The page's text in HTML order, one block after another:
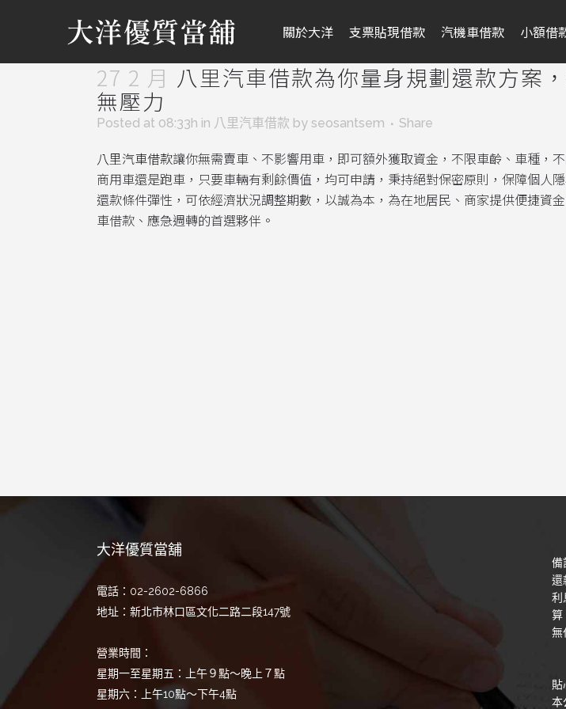
關於大洋 支票貼現借款 汽機車借款 小額借
27 2 月 八里汽車借款為你量身規劃還款方案
無壓力
Posted at 08:33h in 八里汽車借款 by seosantsem Share
八里汽車借款讓你無需賣車、不影響用車，即可額外獲取資金，不限車齡、車種，
商用車還是跑車，只要車輛有剩餘價值，均可申請，秉持絕對保密原則，保障個人隱
還款條件彈性，可依經濟狀況調整期數，以誠為本，為在地居民、商家提供便捷資
車借款、應急週轉的首選夥伴。
大洋優質當舖
電話：02-2602-6866
地址：新北市林口區文化二路二段147號
營業時間：
星期一至星期五：上午９點～晚上７點
星期六：上午10點～下午4點
備
還
利
算
無
貼
本